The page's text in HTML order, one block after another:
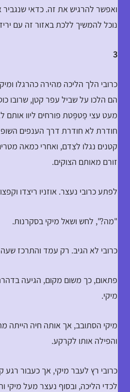
ואפשר להרגיש את זה. כדאי
נוכל להמשיך ללכת באזור זה עם
3
כרובי הלך הליכה מהירה כהרגלו
הם הלכו על שביל עפר קטן, שרובו
מעט עצי פָטפֶּטת פורחים ליוו אותם
חודרת לא חודרת דרך הענפים
קטנים נגלו לצִדם, ואחרי כמאה
זורם מאותם הצוקים.
לפתע כרובי נעצר. אוזניו ריצדו וקִפצו
"מה?", לחש ושאל מיקי בסקרנות.
כרובי לא הגיב. רק עמד והתרכז
פתאום, כך משום מקום, הגיעה
מיקי.
מיקי הסתובב, אך אותה חיה הייתה
והפילה אותו לקרקע.
כרובי רץ לעבר מיקי, אך כעבור
לכדי הליכה, ובסוף נעצר מעל מיקי